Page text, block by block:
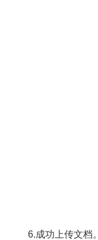
6.成功上传文档。